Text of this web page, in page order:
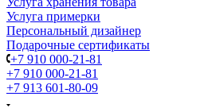
Услуга примерки
Персональный дизайнер
Подарочные сертификаты
+7 910 000-21-81
+7 910 000-21-81
+7 913 601-80-09